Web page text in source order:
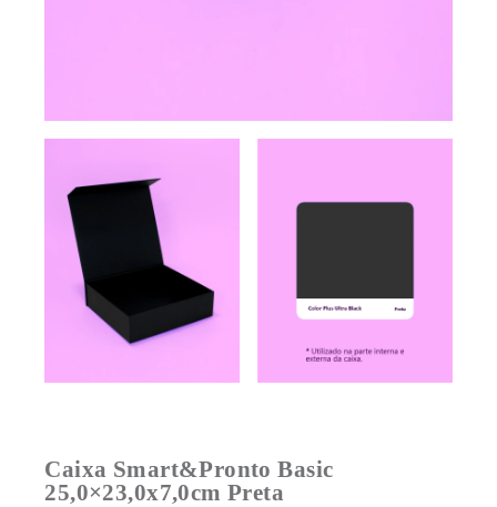
Caixa Smart&Pronto Basic
25,0×23,0x7,0cm Preta